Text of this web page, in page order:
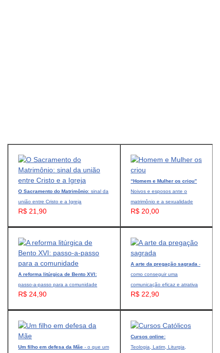
O Sacramento do Matrimônio: sinal da
união entre Cristo e a Igreja
R$ 21,90
“Homem e Mulher os criou”
Noivos e esposos ante o
matrimônio e a sexualidade
R$ 20,00
A reforma litúrgica de Bento XVI:
passo-a-passo para a comunidade
R$ 24,90
A arte da pregação sagrada -
como conseguir uma
comunicação eficaz e atrativa
R$ 22,90
Um filho em defesa da Mãe - o que um
Cursos online:
Teologia, Latim, Liturgia,